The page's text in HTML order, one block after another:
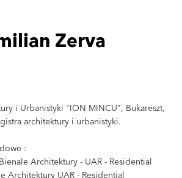
Zerva
i Urbanistyki "ION MINCU", Bukareszt,
architektury i urbanistyki.
:
Architektury - UAR - Residential